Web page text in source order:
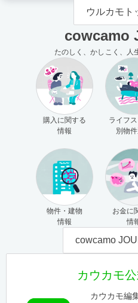
ウルカモト
cowcamo
たのしく、かしこく、人
購入に関する
情報
ライフ
別物
物件・建物
情報
お金に
情
cowcamo
カウカモ
カウカモ編